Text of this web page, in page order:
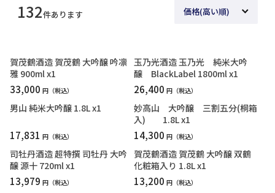
132件あります
賀茂鶴酒造 賀茂鶴 大吟醸 吟凛
雅 900ml x1
33,000 円
玉乃光酒造 玉乃光 純米大吟
醸 BlackLabel 1800ml x1
26,400 円
男山 純米大吟醸 1.8L x1
17,831 円
妙高山 大吟醸 三割五分(桐箱
入) 1.8L x1
14,300 円
司牡丹酒造 超特撰 司牡丹 大吟
醸 源十 720ml x1
13,979 円
賀茂鶴酒造 賀茂鶴 大吟醸 双鶴
化粧箱入り 1.8L x1
13,200 円